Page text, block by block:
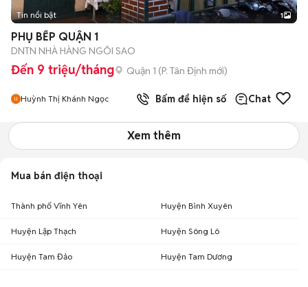
Tin nổi bật 1
PHỤ BẾP QUẬN 1
DNTN NHÀ HÀNG NGÔI SAO
Đến 9 triệu/tháng Quận 1 (P. Tân Định mới)
Huỳnh Thị Khánh Ngọc Bấm để hiện số Chat
Xem thêm
Mua bán điện thoại
Thành phố Vĩnh Yên Huyện Bình Xuyên
Huyện Lập Thạch Huyện Sông Lô
Huyện Tam Đảo Huyện Tam Dương